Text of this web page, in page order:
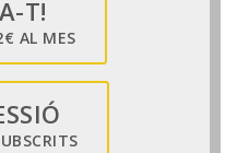
T!
AL MES